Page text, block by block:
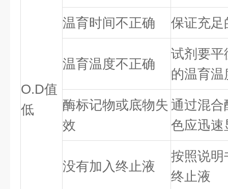
O.D值
低
温育时间不正确 保证充足
温育温度不正确
试剂要平
的温育温
酶标记物或底物失
效
通过混
色应迅速
没有加入终止液
按照说明
终止液